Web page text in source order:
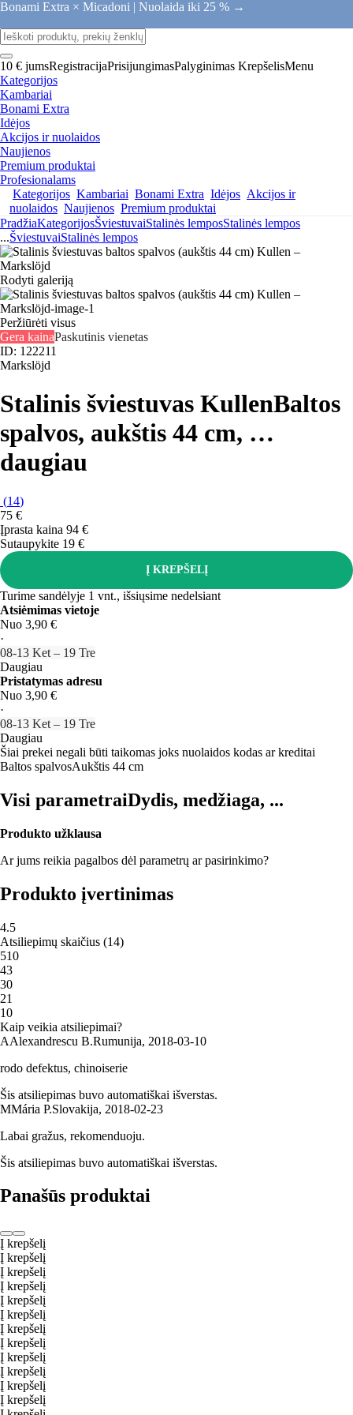
Bonami Extra × Micadoni | Nuolaida iki 25 % →
10 € jumsRegistracijaPrisijungimasPalyginimas KrepšelisMenu
Kategorijos
Kambariai
Bonami Extra
Idėjos
Akcijos ir nuolaidos
Naujienos
Premium produktai
Profesionalams
Kategorijos Kambariai Bonami Extra Idėjos Akcijos ir
nuolaidos Naujienos Premium produktai
PradžiaKategorijosŠviestuvaiStalinės lemposStalinės lempos
...ŠviestuvaiStalinės lempos
Rodyti galeriją
Peržiūrėti visus
Gera kainaPaskutinis vienetas
ID: 122211
Markslöjd
Stalinis šviestuvas KullenBaltos
spalvos, aukštis 44 cm, …
daugiau
(14)
75 €
Įprasta kaina 94 €
Sutaupykite 19 €
Į KREPŠELĮ
Turime sandėlyje 1 vnt., išsiųsime nedelsiant
Atsiėmimas vietoje
Nuo 3,90 €
·
08‑13 Ket – 19 Tre
Daugiau
Pristatymas adresu
Nuo 3,90 €
·
08‑13 Ket – 19 Tre
Daugiau
Šiai prekei negali būti taikomas joks nuolaidos kodas ar kreditai
Baltos spalvosAukštis 44 cm
Visi parametraiDydis, medžiaga, ...
Produkto užklausa
Ar jums reikia pagalbos dėl parametrų ar pasirinkimo?
Produkto įvertinimas
4.5
Atsiliepimų skaičius (14)
510
43
30
21
10
Kaip veikia atsiliepimai?
AAlexandrescu B.Rumunija, 2018‑03‑10
rodo defektus, chinoiserie
Šis atsiliepimas buvo automatiškai išverstas.
MMária P.Slovakija, 2018‑02‑23
Labai gražus, rekomenduoju.
Šis atsiliepimas buvo automatiškai išverstas.
Panašūs produktai
Į krepšelį
Į krepšelį
Į krepšelį
Į krepšelį
Į krepšelį
Į krepšelį
Į krepšelį
Į krepšelį
Į krepšelį
Į krepšelį
Į krepšelį
Į krepšelį